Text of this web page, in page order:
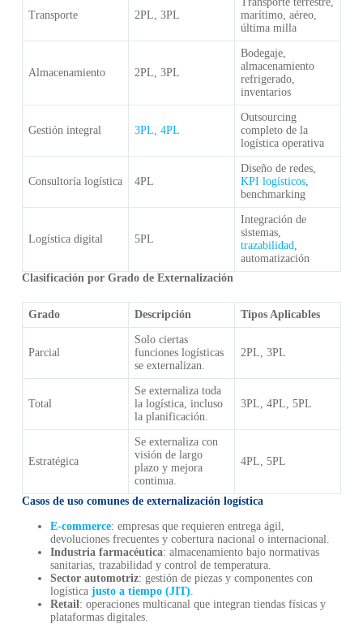
Transporte 2PL, 3PL
marítimo, aéreo,
última milla
Almacenamiento 2PL, 3PL
Bodegaje,
almacenamiento
refrigerado,
inventarios
Gestión integral 3PL, 4PL
Outsourcing
completo de la
logística operativa
Consultoría logística 4PL
Diseño de redes,
KPI logísticos,
benchmarking
Logística digital 5PL
Integración de
sistemas,
trazabilidad,
automatización
Clasificación por Grado de Externalización
Grado Descripción Tipos Aplicables
Parcial
Solo ciertas
funciones logísticas
se externalizan.
2PL, 3PL
Total
Se externaliza toda
la logística, incluso
la planificación.
3PL, 4PL, 5PL
Estratégica
Se externaliza con
visión de largo
plazo y mejora
continua.
4PL, 5PL
Casos de uso comunes de externalización logística
E-commerce: empresas que requieren entrega ágil,
devoluciones frecuentes y cobertura nacional o internacional.
Industria farmacéutica: almacenamiento bajo normativas
sanitarias, trazabilidad y control de temperatura.
Sector automotriz: gestión de piezas y componentes con
logística justo a tiempo (JIT)
Retail: operaciones multicanal que integran tiendas físicas y
plataformas digitales.